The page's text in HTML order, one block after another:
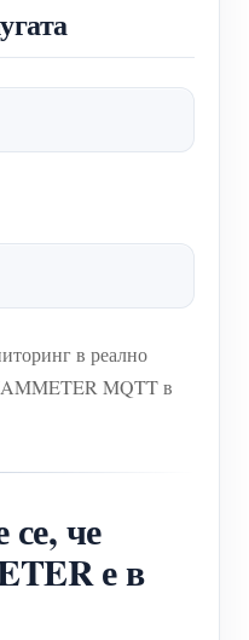
в реално
MQTT в
че
е в